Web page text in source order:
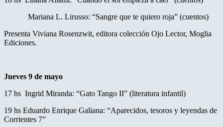
Mariana L. Lirusso: “Sangre que te quiero roja” (cuentos)
Presenta Viviana Rosenzwit, editora colección Ojo Lector, Moglia
Ediciones.
Jueves 9 de mayo
17 hs Ingrid Miranda: “Gato Tango II” (literatura infantil)
19 hs Eduardo Enrique Galiana: “Aparecidos, tesoros y leyendas de
Corrientes 7”